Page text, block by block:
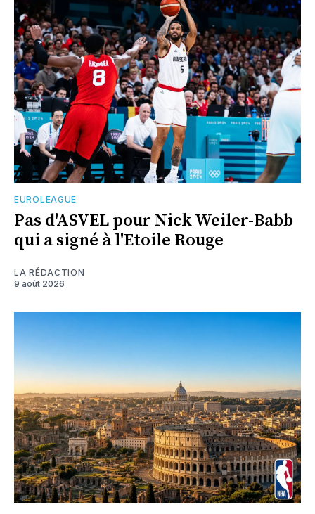
EUROLEAGUE
Pas d'ASVEL pour Nick Weiler-Babb
qui a signé à l'Etoile Rouge
LA RÉDACTION
9 août 2026